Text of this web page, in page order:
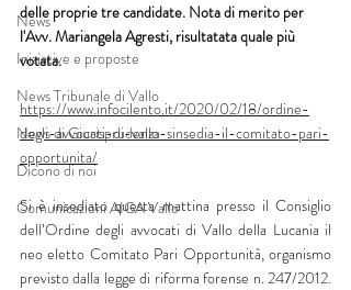
News
Iniziative e proposte
News Tribunale di Vallo
News di Giurisprudenza
Dicono di noi
Comunicazioni AIGA Vallo
delle proprie tre candidate. Nota di merito per
l'Avv. Mariangela Agresti, risultatata quale più
votata.
https://www.infocilento.it/2020/02/18/ordine-
degli-avvocati-di-vallo-sinsedia-il-comitato-pari-
opportunita/
Si è insediato questa mattina presso il Consiglio
dell’Ordine degli avvocati di Vallo della Lucania il
neo eletto Comitato Pari Opportunità, organismo
previsto dalla legge di riforma forense n. 247/2012.